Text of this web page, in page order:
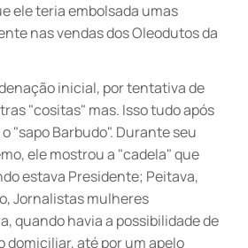
ele teria embolsada umas
nas vendas dos Oleodutos da
inicial, por tentativa de
"cositas" mas. Isso tudo após
"sapo Barbudo". Durante seu
ele mostrou a "cadela" que
estava Presidente; Peitava,
Jornalistas mulheres
quando havia a possibilidade de
domiciliar, até por um apelo